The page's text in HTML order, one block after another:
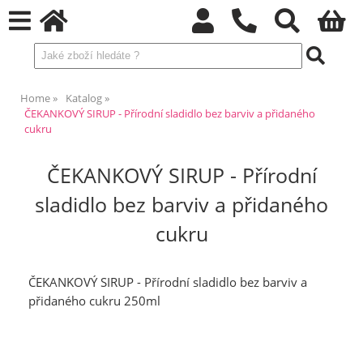
Home
Katalog
ČEKANKOVÝ SIRUP - Přírodní sladidlo bez barviv a přidaného
cukru
ČEKANKOVÝ SIRUP - Přírodní
sladidlo bez barviv a přidaného
cukru
ČEKANKOVÝ SIRUP - Přírodní sladidlo bez barviv a
přidaného cukru 250ml